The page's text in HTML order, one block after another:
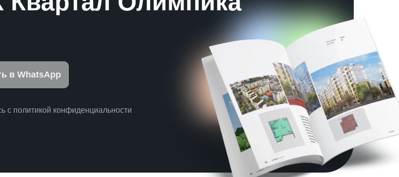
с политикой конфиденциальности
в WhatsApp